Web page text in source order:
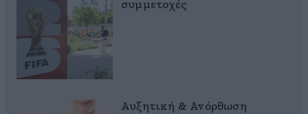
συμμετοχές
Αυξητική & Ανόρθωση